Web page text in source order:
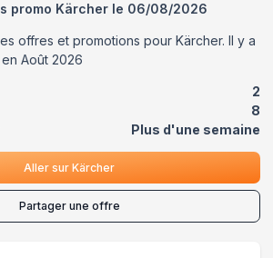
promo Kärcher le 06/08/2026
offres et promotions pour Kärcher. Il y a
Août 2026
2
8
Plus d'une semaine
Aller sur Kärcher
Partager une offre